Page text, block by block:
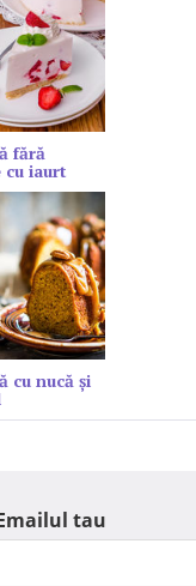
fără
cu iaurt
cu nucă și
tau